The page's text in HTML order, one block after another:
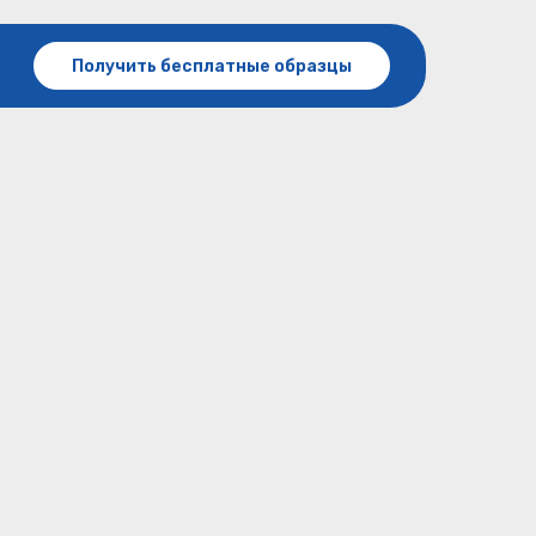
Получить бесплатные образцы